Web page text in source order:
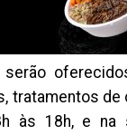
tratamentos
às 18h, e